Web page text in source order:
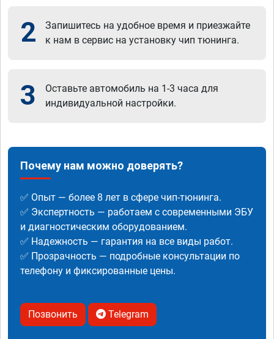
2
Запишитесь на удобное время и приезжайте
к нам в сервис на установку чип тюнинга.
3
Оставьте автомобиль на 1-3 часа для
индивидуальной настройки.
Почему нам можно доверять?
✅ Опыт — более 8 лет в сфере чип-тюнинга.
✅ Экспертность — работаем с современными ЭБУ
и диагностическим оборудованием.
✅ Надежность — гарантия на все виды работ.
✅ Прозрачность — подробные консультации по
телефону и фиксированные цены.
Позвонить Telegram